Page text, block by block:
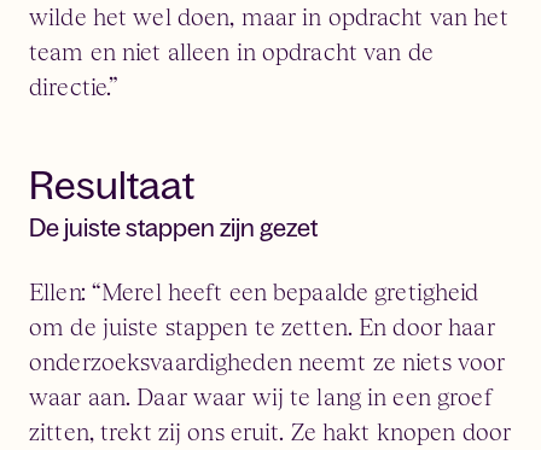
wilde het wel doen, maar in opdracht van het
team en niet alleen in opdracht van de
directie.”
Resultaat
De juiste stappen zijn gezet
Ellen: “Merel heeft een bepaalde gretigheid
om de juiste stappen te zetten. En door haar
onderzoeksvaardigheden neemt ze niets voor
waar aan. Daar waar wij te lang in een groef
zitten, trekt zij ons eruit. Ze hakt knopen door